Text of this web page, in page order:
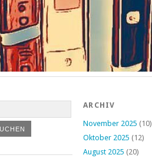
ARCHIV
November 2025 (10)
Oktober 2025 (12)
August 2025 (20)